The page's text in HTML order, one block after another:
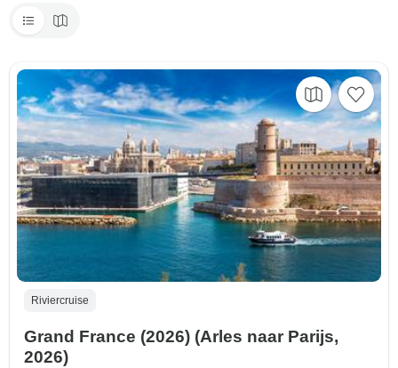
Riviercruise
Grand France (2026) (Arles naar Parijs,
2026)